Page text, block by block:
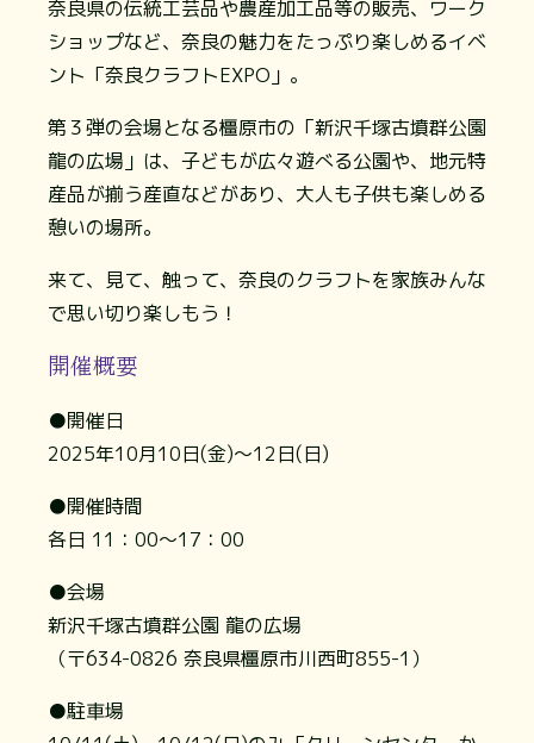
奈良県の伝統工芸品や農産加工品等の販売、ワーク
ショップなど、奈良の魅力をたっぷり楽しめるイベ
ント「奈良クラフトEXPO」。
第３弾の会場となる橿原市の「新沢千塚古墳群公園
龍の広場」は、子どもが広々遊べる公園や、地元特
産品が揃う産直などがあり、大人も子供も楽しめる
憩いの場所。
来て、見て、触って、奈良のクラフトを家族みんな
で思い切り楽しもう！
開催概要
●開催日
2025年10月10日(金)～12日(日)
●開催時間
各日 11：00～17：00
●会場
新沢千塚古墳群公園 龍の広場
（〒634-0826 奈良県橿原市川西町855-1）
●駐車場